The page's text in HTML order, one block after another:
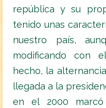
república y su
tenido unas
nuestro país,
modificando con
hecho, la
llegada a la
en el 2000